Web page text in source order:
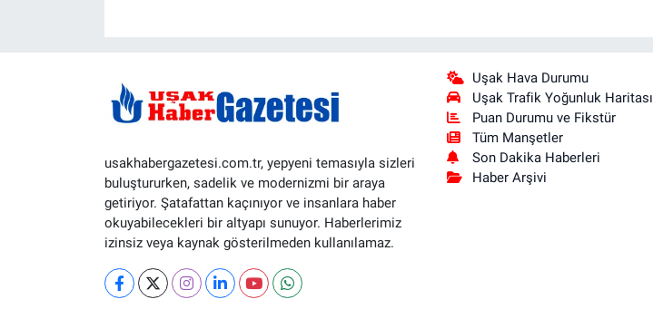
usakhabergazetesi.com.tr, yepyeni temasıyla sizleri
buluştururken, sadelik ve modernizmi bir araya
getiriyor. Şatafattan kaçınıyor ve insanlara haber
okuyabilecekleri bir altyapı sunuyor. Haberlerimiz
izinsiz veya kaynak gösterilmeden kullanılamaz.
Uşak Hava Durumu
Uşak Trafik Yoğunluk Haritası
Puan Durumu ve Fikstür
Tüm Manşetler
Son Dakika Haberleri
Haber Arşivi